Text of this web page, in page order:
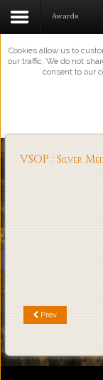
Cookies allow us to
our traffic. We do not
consent to our
Loading...
Awards
VSOP : Silver
Prev